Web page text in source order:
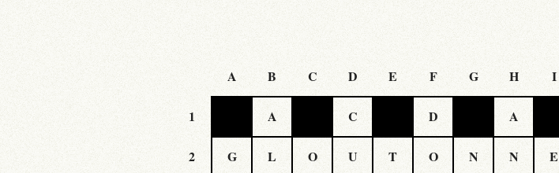
A B C D E F G H I
1 A C D A
2 G L O U T O N N E